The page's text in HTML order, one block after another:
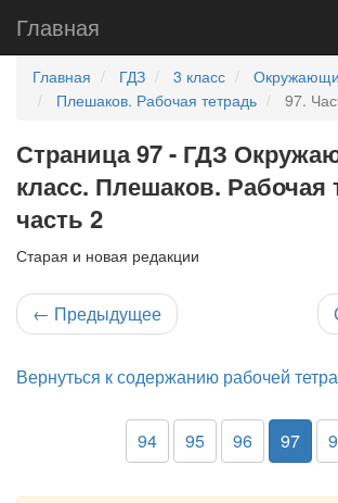
Главная
Главная ГДЗ 3 класс
Плешаков. Рабочая тетрадь
97.
Страница 97 - ГДЗ
класс. Плешаков. Рабочая
часть 2
Старая и новая редакции
← Предыдущее
Вернуться к содержанию рабочей
94 95 96 97